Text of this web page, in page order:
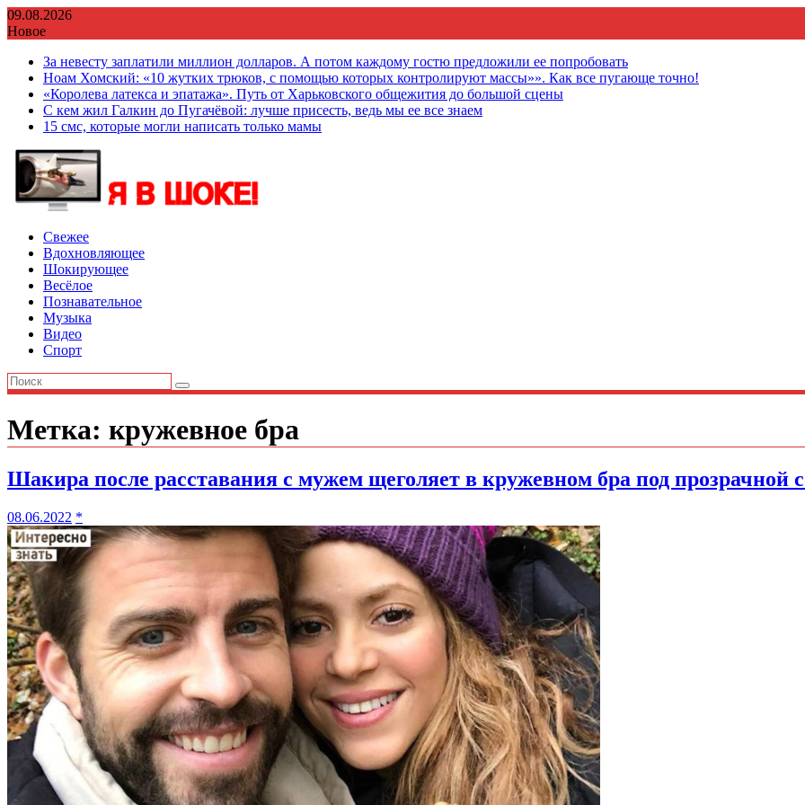
Перейти
к
09.08.2026
Новое
За невесту заплатили миллион долларов. А потом каждому гостю предложили ее попробовать
Ноам Хомский: «10 жутких трюков, с помощью которых контролируют массы»». Как все пугающе точно!
«Королева латекса и эпатажа». Путь от Харьковского общежития до большой сцены
С кем жил Галкин до Пугачёвой: лучше присесть, ведь мы ее все знаем
15 смс, которые могли написать только мамы
Свежее
Вдохновляющее
Шокирующее
Весёлое
Познавательное
Музыка
Видео
Спорт
Метка: кружевное бра
Шакира после расставания с мужем щеголяет в кружевном бра под прозрачной
08.06.2022 *